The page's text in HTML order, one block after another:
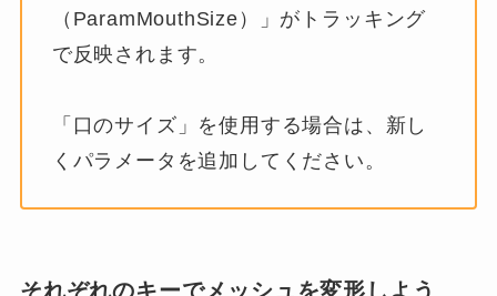
（ParamMouthSize）」がトラッキング
で反映されます。
「口のサイズ」を使用する場合は、新し
くパラメータを追加してください。
それぞれのキーでメッシュを変形しよう